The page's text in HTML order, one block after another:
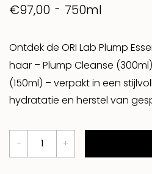
€97,00 750ml
Ontdek de ORI Lab Plump
haar – Plump Cleanse
(150ml) – verpakt in een
hydratatie en herstel van